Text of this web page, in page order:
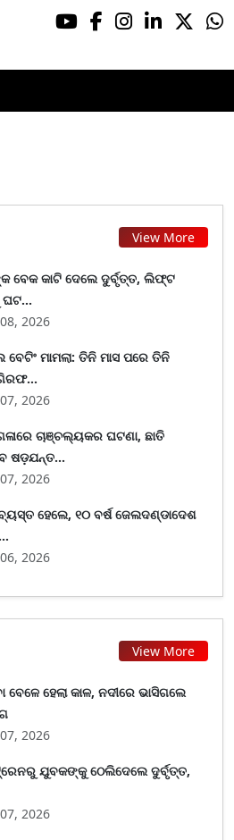
View More
ବେକ କାଟି ଦେଲେ ଦୁର୍ବୃତ୍ତ, ଲିଫ୍ଟ
ଘଟ...
2026
ମାମଲା: ତିନି ମାସ ପରେ ତିନି
2026
ଚାଞ୍ଚଲ୍ୟକର ଘଟଣା, ଛାତି
ଷଡ଼ଯନ୍ତ...
2026
ହେଲେ, ୧୦ ବର୍ଷ ଜେଲଦଣ୍ଡାଦେଶ
2026
View More
ବେଳେ ହେଲା କାଳ, ନଦୀରେ ଭାସିଗଲେ
2026
ଯୁବକଙ୍କୁ ଠେଲିଦେଲେ ଦୁର୍ବୃତ୍ତ,
2026